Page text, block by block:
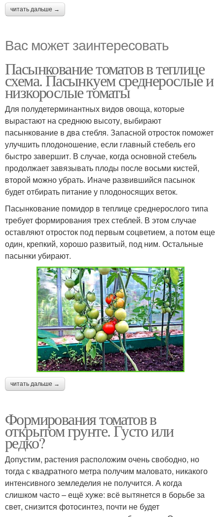
читать дальше →
Вас может заинтересовать
Пасынкование томатов в теплице
схема. Пасынкуем среднерослые и
низкорослые томаты
Для полудетерминантных видов овоща, которые
вырастают на среднюю высоту, выбирают
пасынкование в два стебля. Запасной отросток поможет
улучшить плодоношение, если главный стебель его
быстро завершит. В случае, когда основной стебель
продолжает завязывать плоды после восьми кистей,
второй можно убрать. Иначе развившийся пасынок
будет отбирать питание у плодоносящих веток.
Пасынкование помидор в теплице среднерослого типа
требует формирования трех стеблей. В этом случае
оставляют отросток под первым соцветием, а потом еще
один, крепкий, хорошо развитый, под ним. Остальные
пасынки убирают.
читать дальше →
Формирования томатов в
открытом грунте. Густо или
редко?
Допустим, растения расположим очень свободно, но
тогда с квадратного метра получим маловато, никакого
интенсивного земледелия не получится. А когда
слишком часто – ещё хуже: всё вытянется в борьбе за
свет, снизится фотосинтез, почти не будет